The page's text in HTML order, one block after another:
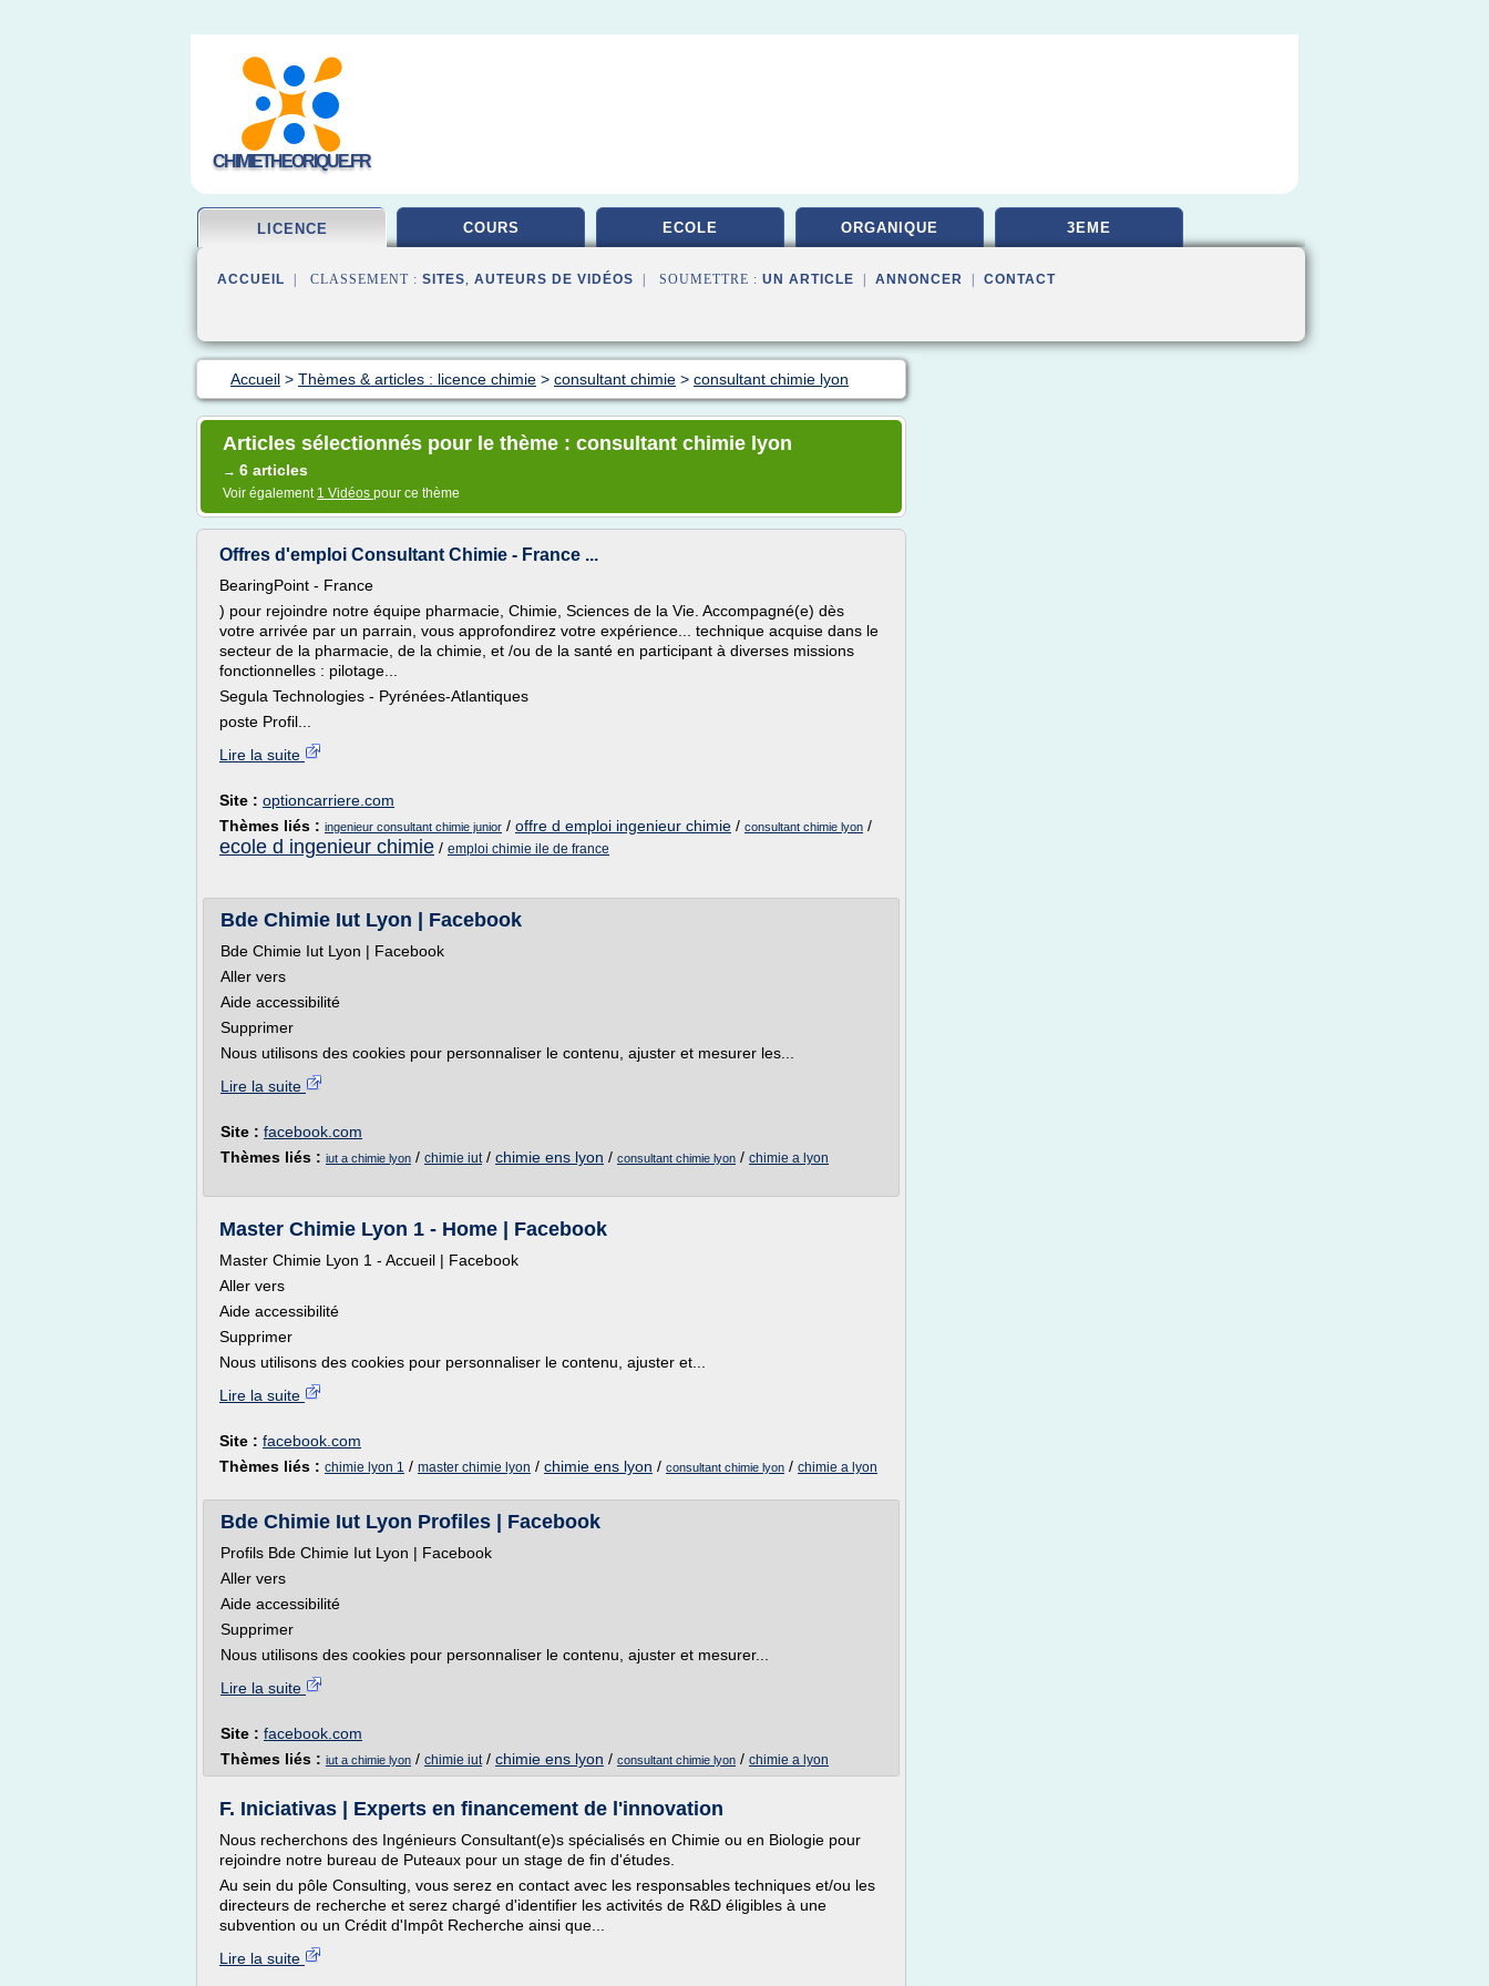
CHIMIETHEORIQUE.FR
LICENCE COURS ECOLE ORGANIQUE 3EME
ACCUEIL | CLASSEMENT : SITES, AUTEURS DE VIDÉOS | SOUMETTRE : UN ARTICLE ANNONCER CONTACT
Accueil > Thèmes & articles : licence chimie > consultant chimie > consultant chimie lyon
Articles sélectionnés pour le thème : consultant chimie lyon
→ 6 articles
Voir également 1 Vidéos pour ce thème
Offres d'emploi Consultant Chimie - France ...
BearingPoint - France
) pour rejoindre notre équipe pharmacie, Chimie, Sciences de la Vie. Accompagné(e) dès
votre arrivée par un parrain, vous approfondirez votre expérience... technique acquise dans le
secteur de la pharmacie, de la chimie, et /ou de la santé en participant à diverses missions
fonctionnelles : pilotage...
Segula Technologies - Pyrénées-Atlantiques
poste Profil...
Lire la suite
Site : optioncarriere.com
Thèmes liés : ingenieur consultant chimie junior / offre d emploi ingenieur chimie / consultant chimie lyon /
ecole d ingenieur chimie / emploi chimie ile de france
Bde Chimie Iut Lyon | Facebook
Bde Chimie Iut Lyon | Facebook
Aller vers
Aide accessibilité
Supprimer
Nous utilisons des cookies pour personnaliser le contenu, ajuster et mesurer les...
Lire la suite
Site : facebook.com
Thèmes liés : iut a chimie lyon / chimie iut/ chimie ens lyon / consultant chimie lyon / chimie a lyon
Master Chimie Lyon 1 - Home | Facebook
Master Chimie Lyon 1 - Accueil | Facebook
Aller vers
Aide accessibilité
Supprimer
Nous utilisons des cookies pour personnaliser le contenu, ajuster et...
Lire la suite
Site : facebook.com
Thèmes liés : chimie lyon 1 / master chimie lyon / chimie ens lyon / consultant chimie lyon / chimie a lyon
Bde Chimie Iut Lyon Profiles | Facebook
Profils Bde Chimie Iut Lyon | Facebook
Aller vers
Aide accessibilité
Supprimer
Nous utilisons des cookies pour personnaliser le contenu, ajuster et mesurer...
Lire la suite
Site : facebook.com
Thèmes liés : iut a chimie lyon / chimie iut/ chimie ens lyon / consultant chimie lyon / chimie a lyon
F. Iniciativas | Experts en financement de l'innovation
Nous recherchons des Ingénieurs Consultant(e)s spécialisés en Chimie ou en Biologie pour
rejoindre notre bureau de Puteaux pour un stage de fin d'études.
Au sein du pôle Consulting, vous serez en contact avec les responsables techniques et/ou les
directeurs de recherche et serez chargé d'identifier les activités de R&D éligibles à une
subvention ou un Crédit d'Impôt Recherche ainsi que...
Lire la suite